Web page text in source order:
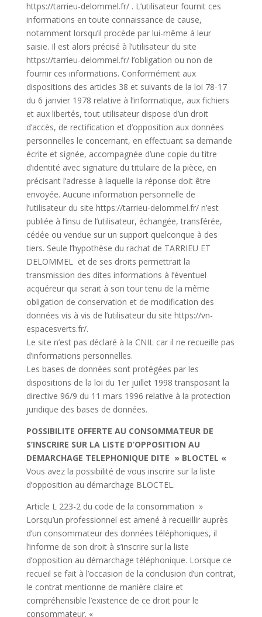
https://tarrieu-delommel.fr/ . L’utilisateur fournit ces
informations en toute connaissance de cause,
notamment lorsqu’il procède par lui-même à leur
saisie. Il est alors précisé à l’utilisateur du site
https://tarrieu-delommel.fr/ l’obligation ou non de
fournir ces informations. Conformément aux
dispositions des articles 38 et suivants de la loi 78-17
du 6 janvier 1978 relative à l’informatique, aux fichiers
et aux libertés, tout utilisateur dispose d’un droit
d’accès, de rectification et d’opposition aux données
personnelles le concernant, en effectuant sa demande
écrite et signée, accompagnée d’une copie du titre
d’identité avec signature du titulaire de la pièce, en
précisant l’adresse à laquelle la réponse doit être
envoyée. Aucune information personnelle de
l’utilisateur du site https://tarrieu-delommel.fr/ n’est
publiée à l’insu de l’utilisateur, échangée, transférée,
cédée ou vendue sur un support quelconque à des
tiers. Seule l’hypothèse du rachat de TARRIEU ET
DELOMMEL et de ses droits permettrait la
transmission des dites informations à l’éventuel
acquéreur qui serait à son tour tenu de la même
obligation de conservation et de modification des
données vis à vis de l’utilisateur du site https://vn-
espacesverts.fr/.
Le site n’est pas déclaré à la CNIL car il ne recueille pas
d’informations personnelles.
Les bases de données sont protégées par les
dispositions de la loi du 1er juillet 1998 transposant la
directive 96/9 du 11 mars 1996 relative à la protection
juridique des bases de données.
POSSIBILITE OFFERTE AU CONSOMMATEUR DE
S’INSCRIRE SUR LA LISTE D’OPPOSITION AU
DEMARCHAGE TELEPHONIQUE DITE » BLOCTEL «
Vous avez la possibilité de vous inscrire sur la liste
d’opposition au démarchage BLOCTEL.
Article L 223-2 du code de la consommation »
Lorsqu’un professionnel est amené à recueillir auprès
d’un consommateur des données téléphoniques, il
l’informe de son droit à s’inscrire sur la liste
d’opposition au démarchage téléphonique. Lorsque ce
recueil se fait à l’occasion de la conclusion d’un contrat,
le contrat mentionne de manière claire et
compréhensible l’existence de ce droit pour le
consommateur. «